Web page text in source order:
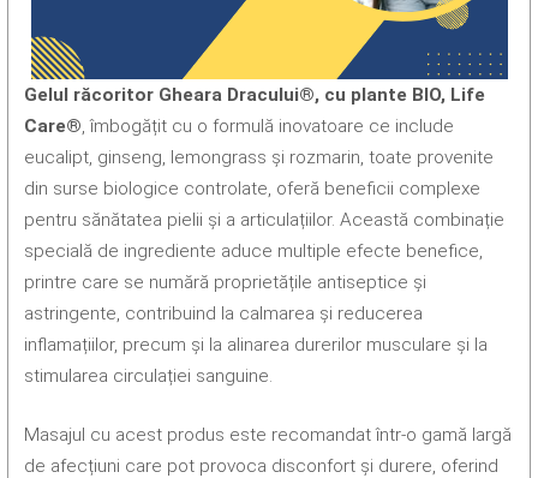
Gelul răcoritor Gheara Dracului®, cu plante BIO, Life
Care®, îmbogățit cu o formulă inovatoare ce include
eucalipt, ginseng, lemongrass și rozmarin, toate provenite
din surse biologice controlate, oferă beneficii complexe
pentru sănătatea pielii și a articulațiilor. Această combinație
specială de ingrediente aduce multiple efecte benefice,
printre care se numără proprietățile antiseptice și
astringente, contribuind la calmarea și reducerea
inflamațiilor, precum și la alinarea durerilor musculare și la
stimularea circulației sanguine.
Masajul cu acest produs este recomandat într-o gamă largă
de afecțiuni care pot provoca disconfort și durere, oferind